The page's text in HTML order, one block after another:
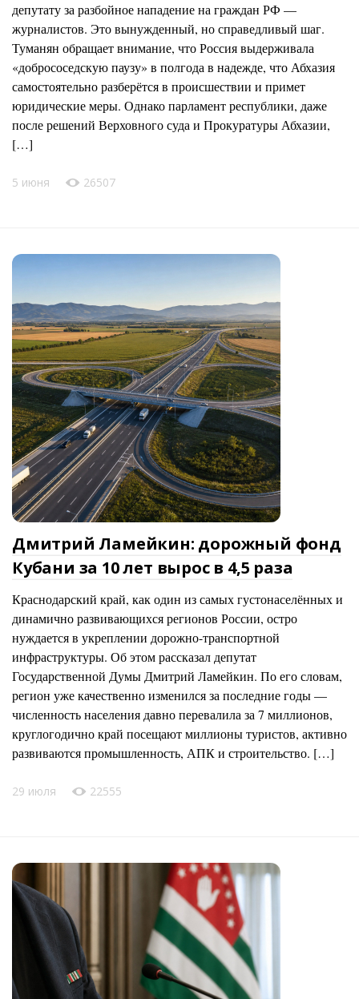
депутату за разбойное нападение на граждан РФ —
журналистов. Это вынужденный, но справедливый шаг.
Туманян обращает внимание, что Россия выдерживала
«добрососедскую паузу» в полгода в надежде, что Абхазия
самостоятельно разберётся в происшествии и примет
юридические меры. Однако парламент республики, даже
после решений Верховного суда и Прокуратуры Абхазии,
[…]
5 июня 26507
Дмитрий Ламейкин: дорожный фонд
Кубани за 10 лет вырос в 4,5 раза
Краснодарский край, как один из самых густонаселённых и
динамично развивающихся регионов России, остро
нуждается в укреплении дорожно-транспортной
инфраструктуры. Об этом рассказал депутат
Государственной Думы Дмитрий Ламейкин. По его словам,
регион уже качественно изменился за последние годы —
численность населения давно перевалила за 7 миллионов,
круглогодично край посещают миллионы туристов, активно
развиваются промышленность, АПК и строительство. […]
29 июля 22555